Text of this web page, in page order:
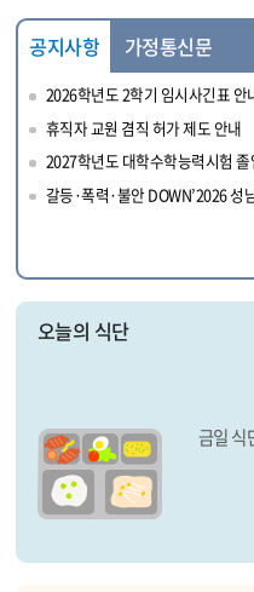
공지사항
2026학년도 2학기 임시사긴표 안
휴직자 교원 겸직 허가 제도 안내
2027학년도 대학수학능력시험
갈등·폭력·불안 DOWN’2026 성
가정통신문
오늘의 식단
금일 식